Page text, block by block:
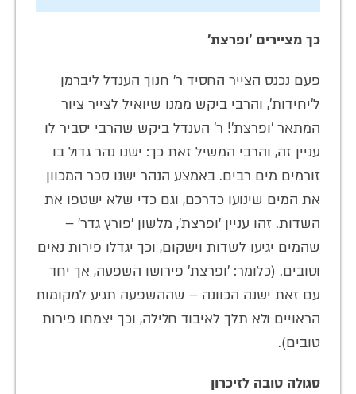
כך מציירים 'ופרצת'
פעם נכנס הצייר החסיד ר' חנוך הענדל ליברמן
ל'יחידות', והרבי ביקש ממנו שיואיל לצייר ציור
המתאר 'ופרצת'! ר' הענדל ביקש שהרבי יסביר לו
עניין זה, והרבי המשיל זאת כך: ישנו נהר גדול בו
זורמים מים רבים. באמצע הנהר ישנו סכר המכוון
את המים שינועו כדרכם, וגם כדי שלא ישטפו את
השדות. זהו עניין 'ופרצת', מלשון 'פורץ גדר' –
שהמים יגיעו לשדות וישקום, וכך יגדלו פירות נאים
וטובים. (כלומר: 'ופרצת' פירושו השפעה, אך יחד
עם זאת ישנה הכוונה – שההשפעה תגיע למקומות
הראויים ולא תלך לאיבוד חלילה, וכך יצמחו פירות
טובים).
סגולה טובה לזיכרון